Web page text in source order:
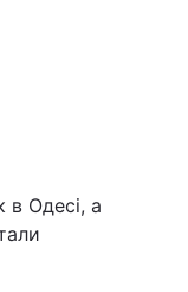
Одесі, а